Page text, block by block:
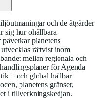
och de åtgärder
sig hur ohållbara
planetens
rättvist inom
mellan regionala och
för Agenda
– och global hållbar
planetens gränser,
i tillverkningskedjan.